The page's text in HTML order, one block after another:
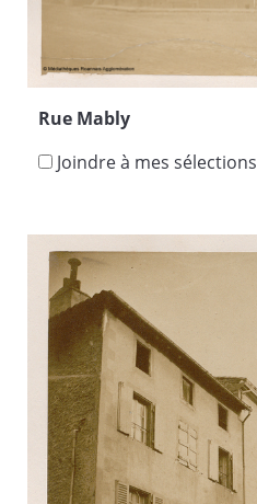
Rue Mably
Joindre à mes sélections